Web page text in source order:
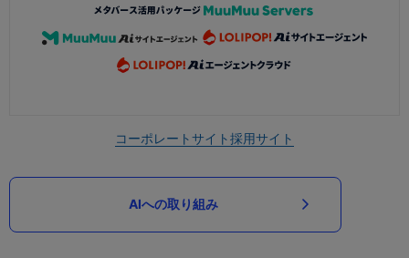
コーポレートサイト採用サイト
AIへの取り組み